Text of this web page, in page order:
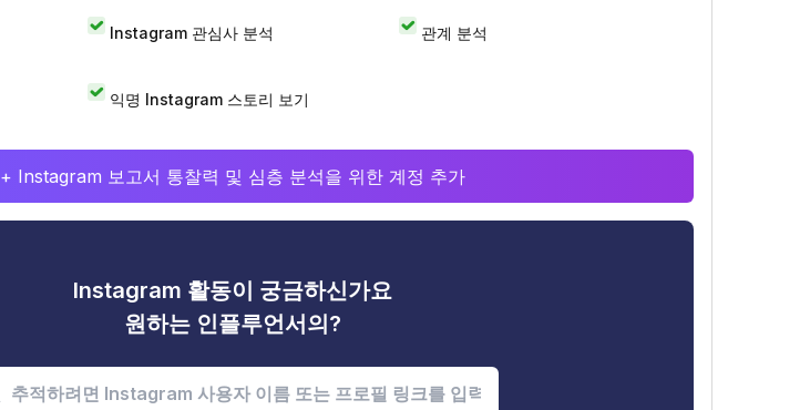
Instagram 관심사 분석 관계 분석
익명 Instagram 스토리 보기
+ Instagram 보고서 통찰력 및 심층 분석을 위한 계정 추가
Instagram 활동이 궁금하신가요
원하는 인플루언서의?